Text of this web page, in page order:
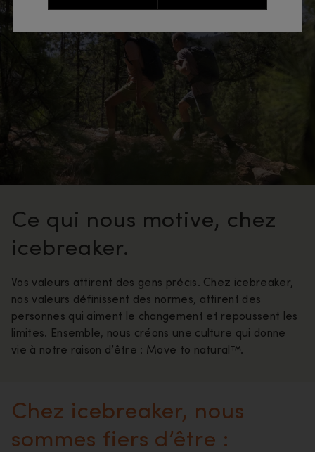
Ce qui nous motive, chez
icebreaker.
Vos valeurs attirent des gens précis. Chez icebreaker,
nos valeurs définissent des normes, attirent des
personnes qui aiment le changement et repoussent les
limites. Ensemble, nous créons une culture qui donne
vie à notre raison d’être : Move to natural™.
Chez icebreaker, nous
sommes fiers d’être :